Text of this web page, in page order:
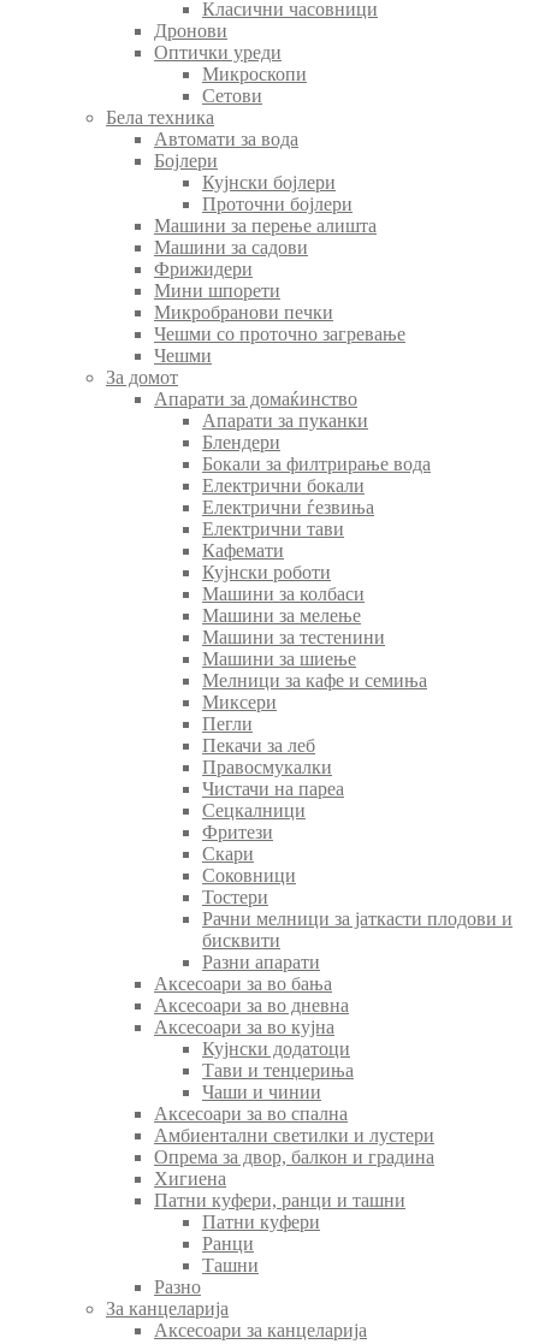
Класични часовници
Дронови
Оптички уреди
Микроскопи
Сетови
Бела техника
Автомати за вода
Бојлери
Кујнски бојлери
Проточни бојлери
Машини за перење алишта
Машини за садови
Фрижидери
Мини шпорети
Микробранови печки
Чешми со проточно загревање
Чешми
За домот
Апарати за домаќинство
Апарати за пуканки
Блендери
Бокали за филтрирање вода
Електрични бокали
Електрични ѓезвиња
Електрични тави
Кафемати
Кујнски роботи
Машини за колбаси
Машини за мелење
Машини за тестенини
Машини за шиење
Мелници за кафе и семиња
Миксери
Пегли
Пекачи за леб
Правосмукалки
Чистачи на пареа
Сецкалници
Фритези
Скари
Соковници
Тостери
Рачни мелници за јаткасти плодови и
бисквити
Разни апарати
Аксесоари за во бања
Аксесоари за во дневна
Аксесоари за во кујна
Кујнски додатоци
Тави и тенџериња
Чаши и чинии
Аксесоари за во спална
Амбиентални светилки и лустери
Опрема за двор, балкон и градина
Хигиена
Патни куфери, ранци и ташни
Патни куфери
Ранци
Ташни
Разно
За канцеларија
Аксесоари за канцеларија